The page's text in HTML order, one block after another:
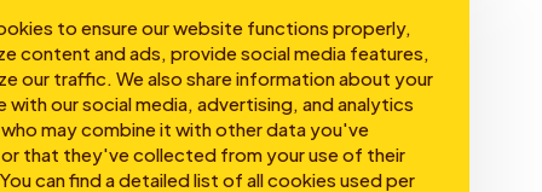
to ensure our website functions properly,
content and ads, provide social media features,
our traffic. We also share information about your
with our social media, advertising, and analytics
may combine it with other data you've
that they've collected from your use of their
can find a detailed list of all cookies used per